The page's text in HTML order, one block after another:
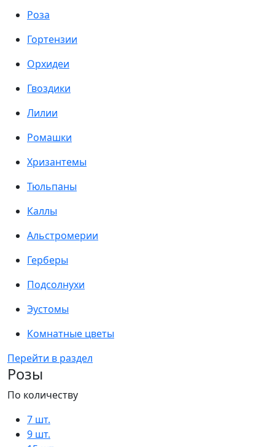
Роза
Гортензии
Орхидеи
Гвоздики
Лилии
Ромашки
Хризантемы
Тюльпаны
Каллы
Альстромерии
Герберы
Подсолнухи
Эустомы
Комнатные цветы
Перейти в раздел
Розы
По количеству
7 шт.
9 шт.